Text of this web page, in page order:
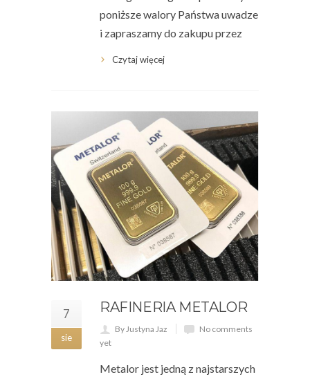
poniższe walory Państwa uwadze
i zapraszamy do zakupu przez
Czytaj więcej
7
sie
RAFINERIA METALOR
By Justyna Jaz
No comments
yet
Metalor jest jedną z najstarszych